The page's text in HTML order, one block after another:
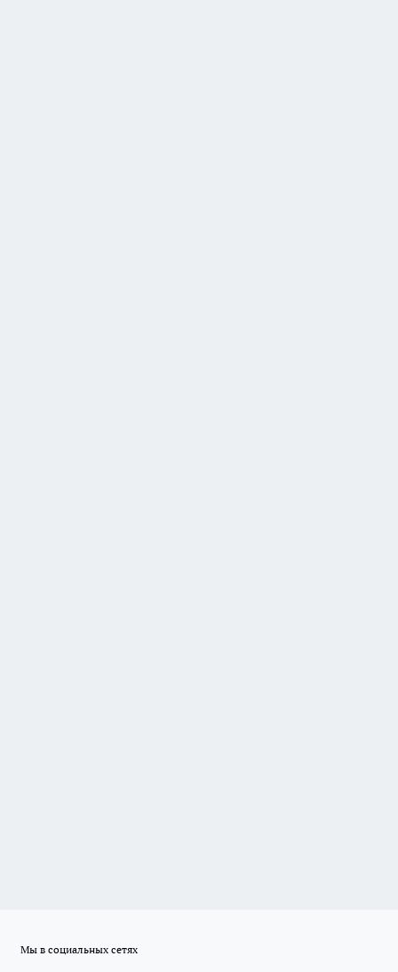
Мы в социальных сетях